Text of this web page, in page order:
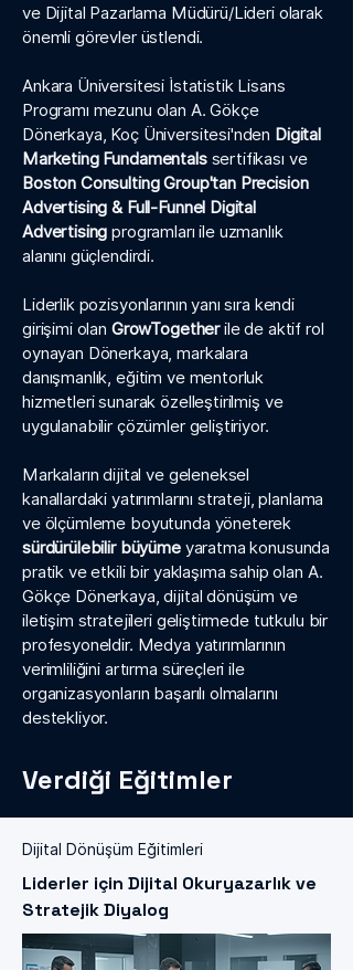
ve Dijital Pazarlama Müdürü/Lideri olarak
önemli görevler üstlendi.
Ankara Üniversitesi İstatistik Lisans
Programı mezunu olan A. Gökçe
Dönerkaya, Koç Üniversitesi'nden Digital
Marketing Fundamentalssertifikası ve
Boston Consulting Group'tan Precision
Advertising & Full-Funnel Digital
Advertising programları ile uzmanlık
alanını güçlendirdi.
Liderlik pozisyonlarının yanı sıra kendi
girişimi olan GrowTogetherile de aktif rol
oynayan Dönerkaya, markalara
danışmanlık, eğitim ve mentorluk
hizmetleri sunarak özelleştirilmiş ve
uygulanabilir çözümler geliştiriyor.
Markaların dijital ve geleneksel
kanallardaki yatırımlarını strateji, planlama
ve ölçümleme boyutunda yöneterek
sürdürülebilir büyümeyaratma konusunda
pratik ve etkili bir yaklaşıma sahip olan A.
Gökçe Dönerkaya, dijital dönüşüm ve
iletişim stratejileri geliştirmede tutkulu bir
profesyoneldir. Medya yatırımlarının
verimliliğini artırma süreçleri ile
organizasyonların başarılı olmalarını
destekliyor.
Verdiği Eğitimler
Dijital Dönüşüm Eğitimleri
Liderler için Dijital Okuryazarlık ve
Stratejik Diyalog